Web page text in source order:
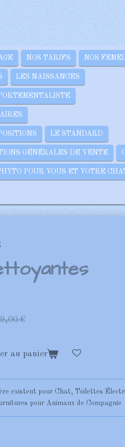
NOS TARIFS NOS
LES NAISSANCES
LE STANDARD
GÉNÉRALES DE VENTE
POUR VOUS ET VOTRE
€
au panier
existent pour Chat, Toilettes
pour Animaux de Compagnie